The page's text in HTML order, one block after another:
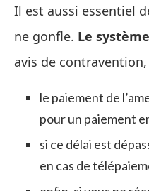
Il est aussi essentiel
ne gonfle. Le
avis de
le paiement de
pour un paiement
si ce délai est
en cas de